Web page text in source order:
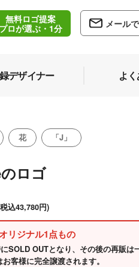
無料ロゴ提案
プロが選ぶ・1分
メール
デザイナー よ
花 「J」
ロゴ
込43,780円)
リジナル1点もの
SOLD OUTとなり、その後の再販は
客様に完全譲渡されます。